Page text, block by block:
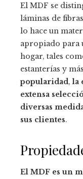
El MDF se
láminas de
lo hace un
apropiado para
hogar, tales
estanterías y
popularidad,la
extensa
diversas
sus clientes.
El MDF es un